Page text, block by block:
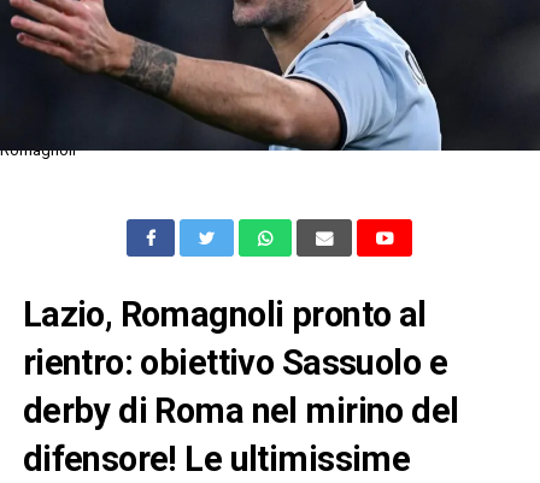
Romagnoli
Lazio, Romagnoli pronto al
rientro: obiettivo Sassuolo e
derby di Roma nel mirino del
difensore! Le ultimissime